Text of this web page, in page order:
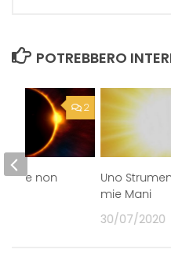
POTREBBERO
Uno
mie Mani
30/07/2020
2
sole non